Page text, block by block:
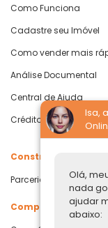
Isa,
Olá,
nada
ajudar
abaixo:
Como Funciona
Cadastre seu Imóvel
Como vender mais
Análise Documental
Central de Ajuda
Crédito com Garantia
Construtoras
Parcerias Imobiliárias
Comprar ou alugar